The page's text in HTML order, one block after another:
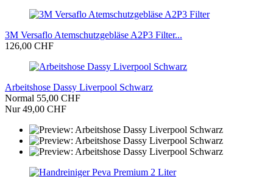
3M Versaflo Atemschutzgebläse A2P3 Filter...
126,00 CHF
Arbeitshose Dassy Liverpool Schwarz
Normal 55,00 CHF
Nur 49,00 CHF